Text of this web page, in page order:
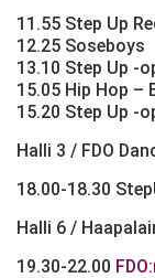
11.55 Step Up
12.25 Soseboys
13.10 Step Up -
15.05 Hip Hop –
15.20 Step Up -
Halli 3 / FDO
18.00-18.30
Halli 6 /
19.30-22.00